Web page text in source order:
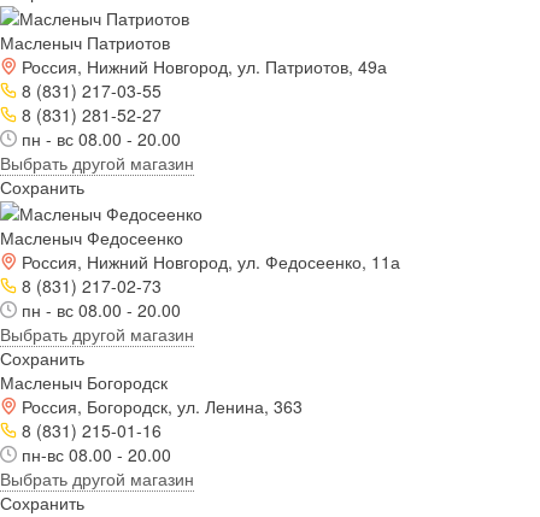
Масленыч Патриотов
Россия, Нижний Новгород, ул. Патриотов, 49а
8 (831) 217-03-55
8 (831) 281-52-27
пн - вс 08.00 - 20.00
Выбрать другой магазин
Сохранить
Масленыч Федосеенко
Россия, Нижний Новгород, ул. Федосеенко, 11а
8 (831) 217-02-73
пн - вс 08.00 - 20.00
Выбрать другой магазин
Сохранить
Масленыч Богородск
Россия, Богородск, ул. Ленина, 363
8 (831) 215-01-16
пн-вс 08.00 - 20.00
Выбрать другой магазин
Сохранить